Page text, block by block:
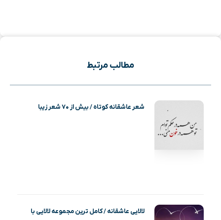
مطالب مرتبط
شعر عاشقانه کوتاه / بیش از ۷۰ شعر زیبا
لالایی عاشقانه / کامل ترین مجموعه لالایی با